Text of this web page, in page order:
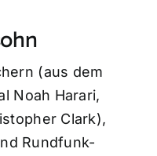
(aus dem
Noah Harari,
Clark),
Rundfunk-